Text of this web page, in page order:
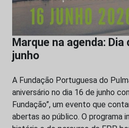
Marque na agenda: Dia
junho
A Fundação Portuguesa do
aniversário no dia 16 de junho
Fundação”, um evento que
abertas ao público. O programa